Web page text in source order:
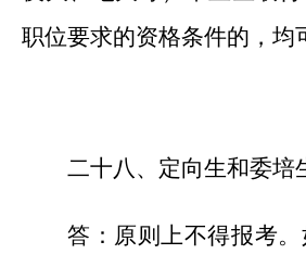
职位要求的资格条件的，均
二十八、定向生和委培
答：原则上不得报考